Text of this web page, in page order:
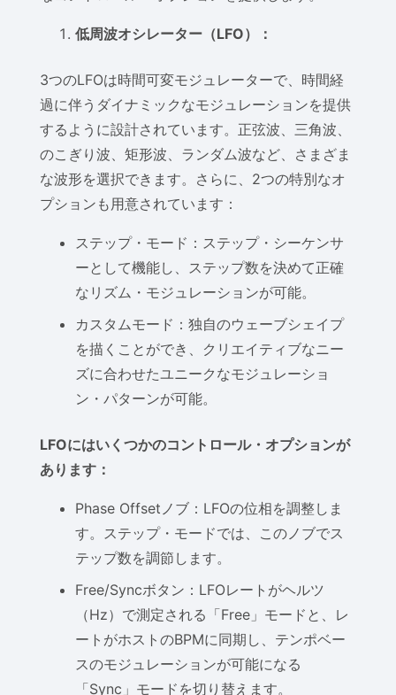
低周波オシレーター（LFO）：
3つのLFOは時間可変モジュレーターで、時間経
過に伴うダイナミックなモジュレーションを提供
するように設計されています。正弦波、三角波、
のこぎり波、矩形波、ランダム波など、さまざま
な波形を選択できます。さらに、2つの特別なオ
プションも用意されています：
ステップ・モード：ステップ・シーケンサ
ーとして機能し、ステップ数を決めて正確
なリズム・モジュレーションが可能。
カスタムモード：独自のウェーブシェイプ
を描くことができ、クリエイティブなニー
ズに合わせたユニークなモジュレーショ
ン・パターンが可能。
LFOにはいくつかのコントロール・オプションが
あります：
Phase Offsetノブ：LFOの位相を調整しま
す。ステップ・モードでは、このノブでス
テップ数を調節します。
Free/Syncボタン：LFOレートがヘルツ
（Hz）で測定される「Free」モードと、レ
ートがホストのBPMに同期し、テンポベー
スのモジュレーションが可能になる
「Sync」モードを切り替えます。